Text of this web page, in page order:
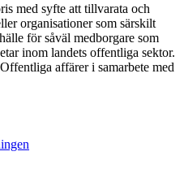
med syfte att tillvarata och
organisationer som särskilt
för såväl medborgare som
inom landets offentliga sektor.
affärer i samarbete med